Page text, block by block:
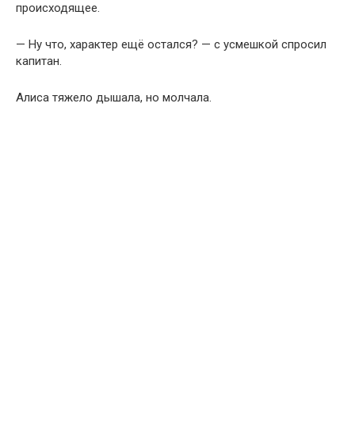
происходящее.
— Ну что, характер ещё остался? — с усмешкой спросил
капитан.
Алиса тяжело дышала, но молчала.